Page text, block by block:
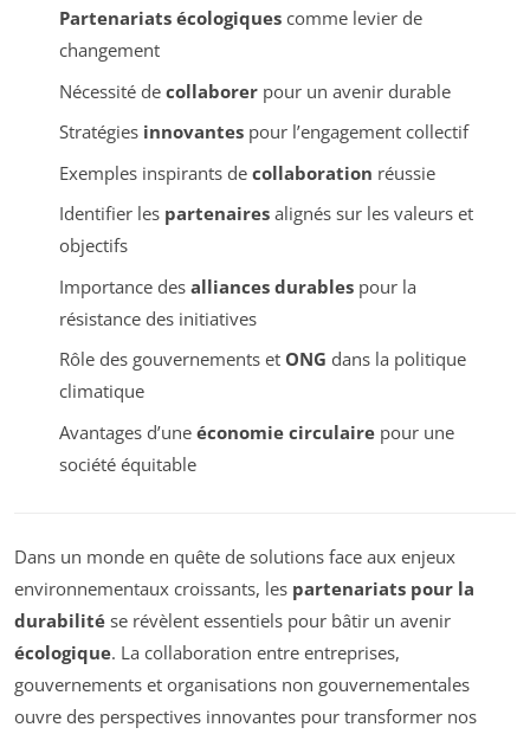
Partenariats écologiquescomme levier de
changement
Nécessité de collaborerpour un avenir durable
Stratégies innovantespour l’engagement collectif
Exemples inspirants de collaboration réussie
Identifier les partenairesalignés sur les valeurs et
objectifs
Importance des alliances durablespour la
résistance des initiatives
Rôle des gouvernements et ONG dans la politique
climatique
Avantages d’une économie circulairepour une
société équitable
Dans un monde en quête de solutions face aux enjeux
environnementaux croissants, les partenariats pour la
durabilité se révèlent essentiels pour bâtir un avenir
écologique. La collaboration entre entreprises,
gouvernements et organisations non gouvernementales
ouvre des perspectives innovantes pour transformer nos